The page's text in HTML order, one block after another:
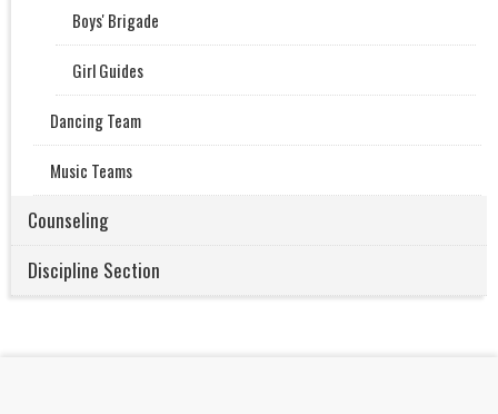
Boys' Brigade
Girl Guides
Dancing Team
Music Teams
Counseling
Discipline Section